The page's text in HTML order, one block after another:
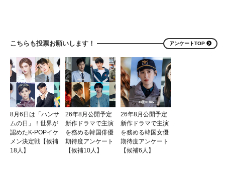
こちらも投票お願いします！ アンケートTOP
8月6日は「ハンサ
ムの日」！世界が
認めたK-POPイケ
メン決定戦【候補
18人】
26年8月公開予定
新作ドラマで主演
を務める韓国俳優
期待度アンケート
【候補10人】
26年8月公開予定
新作ドラマで主演
を務める韓国女優
期待度アンケート
【候補6人】